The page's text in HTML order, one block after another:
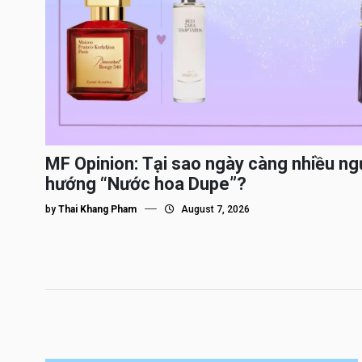
MF Opinion: Tại sao ngày càng nhiều
hướng “Nước hoa Dupe”?
by Thai Khang Pham August 7, 2026